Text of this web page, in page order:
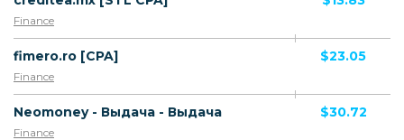
Finance
fimero.ro [CPA]
Finance
$23.05
Neomoney - Выдача - Выдача
Finance
$30.72